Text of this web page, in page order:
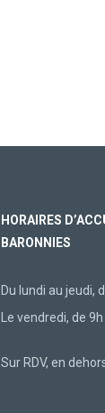
HORAIRES
BARONNIES
Du lundi au jeudi,
Le vendredi, de
Sur RDV, en